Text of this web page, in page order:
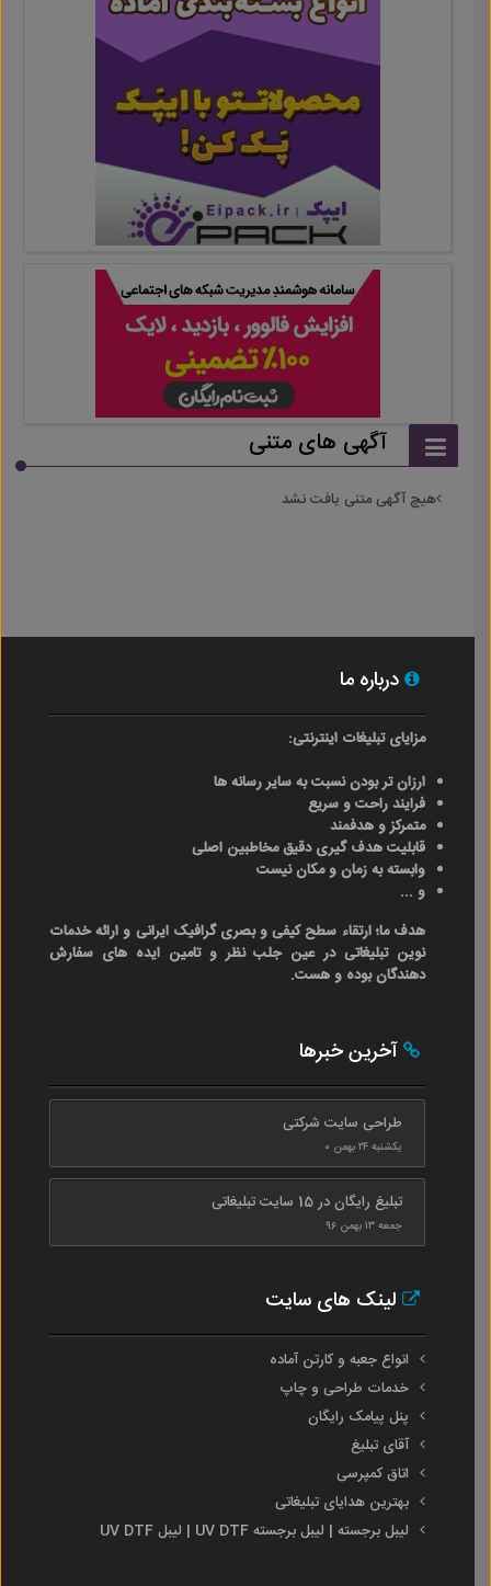
آگهی های متنی
هیچ آگهی متنی یافت نشد
درباره ما
مزایای تبلیغات اینترنتی:
ارزان تر بودن نسبت به سایر رسانه ها
فرایند راحت و سریع
متمرکز و هدفمند
قابلیت هدف گیری دقیق مخاطبین اصلی
وابسته به زمان و مکان نیست
و ...
هدف ما؛ ارتقاء سطح کیفی و بصری گرافیک ایرانی و ارائه خدمات
نوین تبلیغاتی در عین جلب نظر و تامین ایده های سفارش
دهندگان بوده و هست.
آخرین خبرها
طراحی سایت شرکتی
یکشنبه ۲۴ بهمن ۰
تبلیغ رایگان در 15 سایت تبلیغاتی
جمعه ۱۳ بهمن ۹۶
لینک های سایت
انواع جعبه و کارتن آماده
خدمات طراحی و چاپ
پنل پیامک رایگان
آقای تبلیغ
اتاق کمپرسی
بهترین هدایای تبلیغاتی
لیبل برجسته | لیبل برجسته UV DTF | لیبل UV DTF